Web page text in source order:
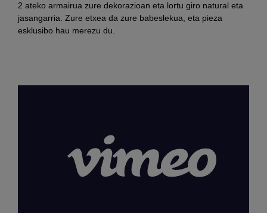
2 ateko armairua zure dekorazioan eta lortu giro natural eta
jasangarria. Zure etxea da zure babeslekua, eta pieza
esklusibo hau merezu du.